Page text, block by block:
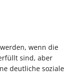
wenn die
sind, aber
deutliche soziale